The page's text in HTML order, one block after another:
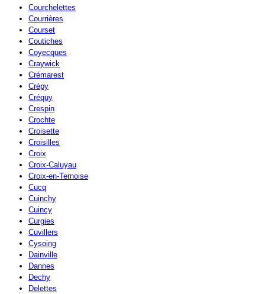
Courchelettes
Courrières
Courset
Coutiches
Coyecques
Craywick
Crémarest
Crépy
Créquy
Crespin
Crochte
Croisette
Croisilles
Croix
Croix-Caluyau
Croix-en-Ternoise
Cucq
Cuinchy
Cuincy
Curgies
Cuvillers
Cysoing
Dainville
Dannes
Dechy
Delettes